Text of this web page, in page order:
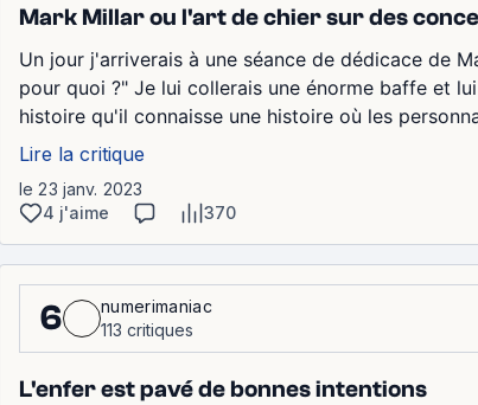
Mark Millar ou l'art de chier sur des
Un jour j'arriverais à une séance de dédicace de
pour quoi ?" Je lui collerais une énorme baffe et
histoire qu'il connaisse une histoire où les
Lire la critique
le 23 janv. 2023
4 j'aime
370
6
numerimaniac
113 critiques
L'enfer est pavé de bonnes intentions